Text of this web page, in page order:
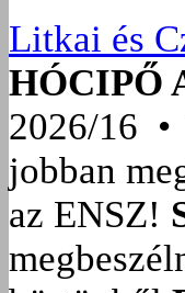
Litkai és
HÓCIPŐ
2026/16
jobban
az ENSZ!